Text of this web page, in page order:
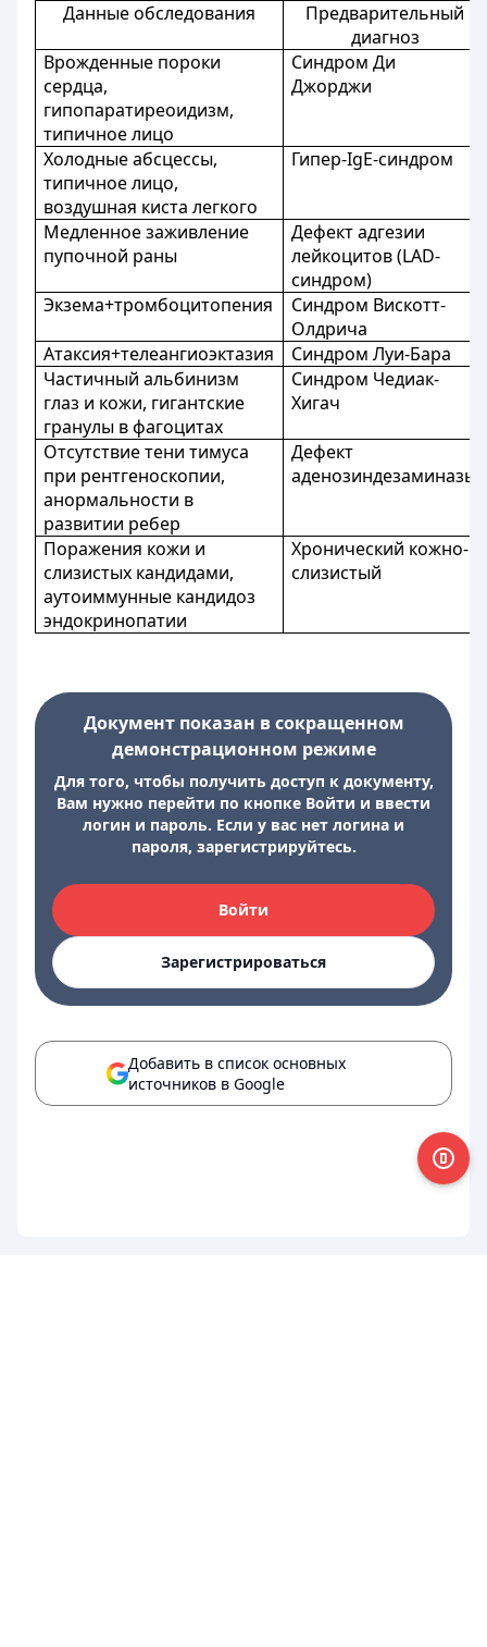
Данные обследования
Предварительный
диагноз
Врожденные пороки
сердца,
гипопаратиреоидизм,
типичное лицо
Синдром Ди
Джорджи
Холодные абсцессы,
типичное лицо,
воздушная киста легкого
Гипер-IgE-синдром
Медленное заживление
пупочной раны
Дефект адгезии
лейкоцитов (LAD-
синдром)
Экзема+тромбоцитопения
Синдром Вискотт-
Олдрича
Атаксия+телеангиоэктазия
Синдром Луи-Бара
Частичный альбинизм
глаз и кожи, гигантские
гранулы в фагоцитах
Синдром Чедиак-
Хигач
Отсутствие тени тимуса
при рентгеноскопии,
анормальности в
развитии ребер
Дефект
аденозиндезаминазы
Поражения кожи и
слизистых кандидами,
аутоиммунные кандидоз
эндокринопатии
Хронический кожно-
слизистый
Документ показан в сокращенном
демонстрационном режиме
Для того, чтобы получить доступ к документу,
Вам нужно перейти по кнопке Войти и ввести
логин и пароль. Если у вас нет логина и
пароля, зарегистрируйтесь.
Войти
Зарегистрироваться
Добавить в список основных
источников в Google